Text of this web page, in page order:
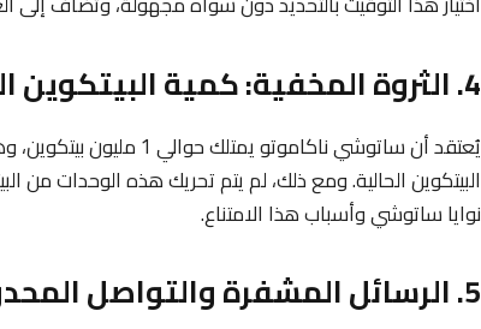
4. الثروة المخفية: كمية البيتكوين التي يمتلكها ساتوشي
يُعتقد أن ساتوشي ناكاموتو
البيتكوين الحالية. ومع ذلك، لم يتم تحريك هذه الوحدات من
نوايا ساتوشي وأسباب هذا الامتناع.
5. الرسائل المشفرة والتواصل المحدود